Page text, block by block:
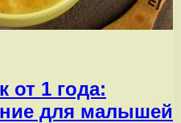
от 1 года:
для малышей